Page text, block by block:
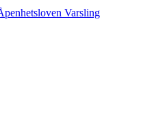
Varsling